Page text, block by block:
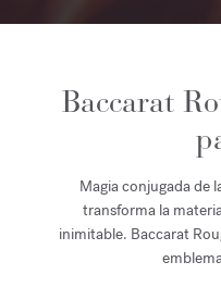
Baccarat
Magia conjugada de
transforma la
inimitable. Baccarat